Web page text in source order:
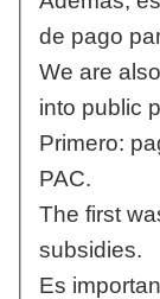
de pago
We are
into public
Primero:
PAC.
The first
subsidies.
Es